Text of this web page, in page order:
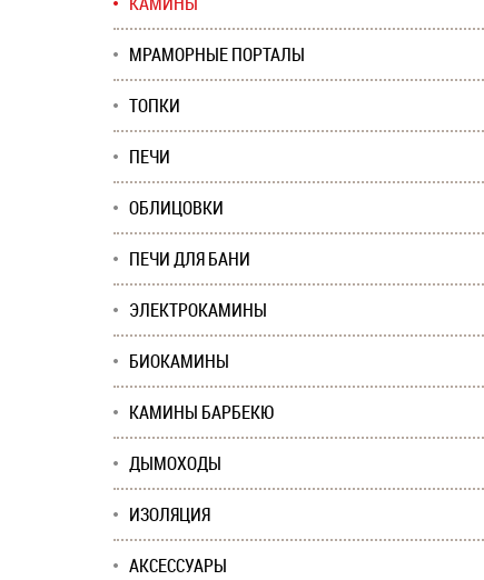
МРАМОРНЫЕ ПОРТАЛЫ
ТОПКИ
ПЕЧИ
ОБЛИЦОВКИ
ПЕЧИ ДЛЯ БАНИ
ЭЛЕКТРОКАМИНЫ
БИОКАМИНЫ
КАМИНЫ БАРБЕКЮ
ДЫМОХОДЫ
ИЗОЛЯЦИЯ
АКСЕССУАРЫ